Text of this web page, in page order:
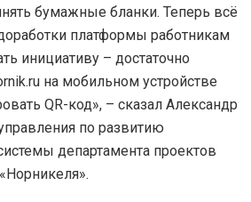
бумажные бланки. Теперь всё
платформы работникам
инициативу – достаточно
на мобильном устройстве
QR-код», – сказал Александр
по развитию
департамента проектов